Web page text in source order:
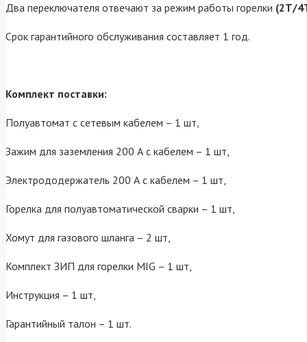
Два переключателя отвечают за режим работы горелки (2Т/
Срок гарантийного обслуживания составляет 1 год.
Комплект поставки:
Полуавтомат с сетевым кабелем – 1 шт,
Зажим для заземления 200 А с кабелем – 1 шт,
Электрододержатель 200 А с кабелем – 1 шт,
Горелка для полуавтоматической сварки – 1 шт,
Хомут для газового шланга – 2 шт,
Комплект ЗИП для горелки MIG – 1 шт,
Инструкция – 1 шт,
Гарантийный талон – 1 шт.